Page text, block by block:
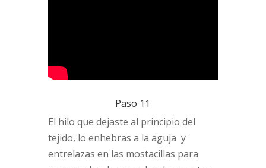
Paso 11
El hilo que dejaste al principio del
tejido, lo enhebras a la aguja y
entrelazas en las mostacillas para